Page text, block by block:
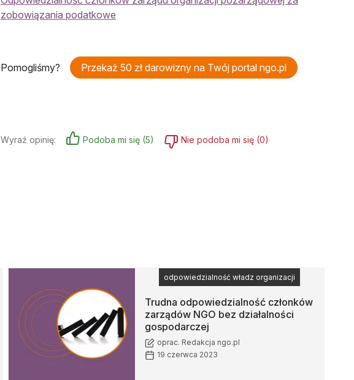
zobowiązania podatkowe
Pomogliśmy? Przekaż 50 zł darowizny na Twój portal ngo.pl
Wyraź opinię: Podoba mi się (5) Nie podoba mi się (0)
Trudna odpowiedzialność członków
zarządów NGO bez działalności
gospodarczej
oprac. Redakcja ngo.pl
19 czerwca 2023
odpowiedzialność władz organizacji